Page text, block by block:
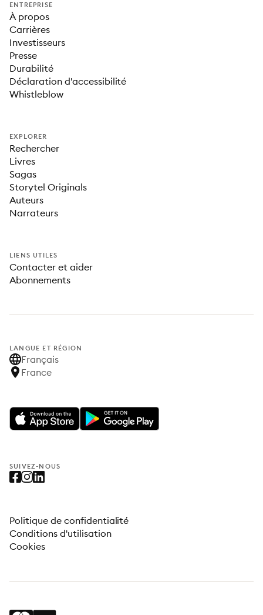
ENTREPRISE
À propos
Carrières
Investisseurs
Presse
Durabilité
Déclaration d'accessibilité
Whistleblow
EXPLORER
Rechercher
Livres
Sagas
Storytel Originals
Auteurs
Narrateurs
LIENS UTILES
Contacter et aider
Abonnements
LANGUE ET RÉGION
Français
France
SUIVEZ-NOUS
Politique de confidentialité
Conditions d'utilisation
Cookies